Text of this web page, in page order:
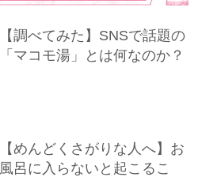
【調べてみた】SNSで話題の
「マコモ湯」とは何なのか？
【めんどくさがりな人へ】お
風呂に入らないと起こるこ